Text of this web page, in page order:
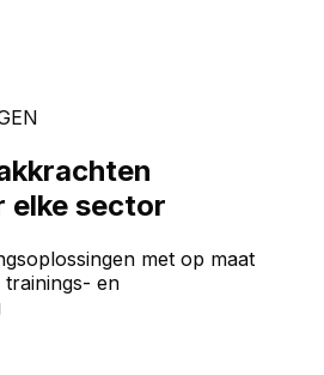
elke sector
met op maat
trainings- en